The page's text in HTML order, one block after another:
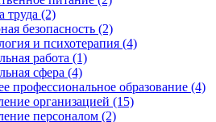
труда (2)
безопасность (2)
и психотерапия (4)
работа (1)
сфера (4)
профессиональное образование (4)
организацией (15)
персоналом (2)